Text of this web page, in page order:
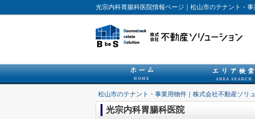
光宗内科胃腸科医院情報ページ｜松山市のテナント・
松山市のテナント・事業用物件｜株式会社不動産ソリ
光宗内科胃腸科医院